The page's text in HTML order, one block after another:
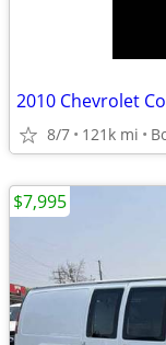
2010 Chevrolet
8/7 121k mi
$7,995